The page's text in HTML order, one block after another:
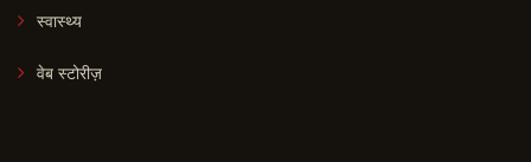
स्वास्थ्य
वेब स्टोरीज़